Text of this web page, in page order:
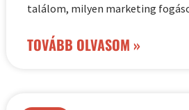
találom, milyen marketing
TOVÁBB OLVASOM »